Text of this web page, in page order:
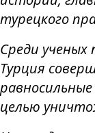
турецкого
Среди
Турция
целью